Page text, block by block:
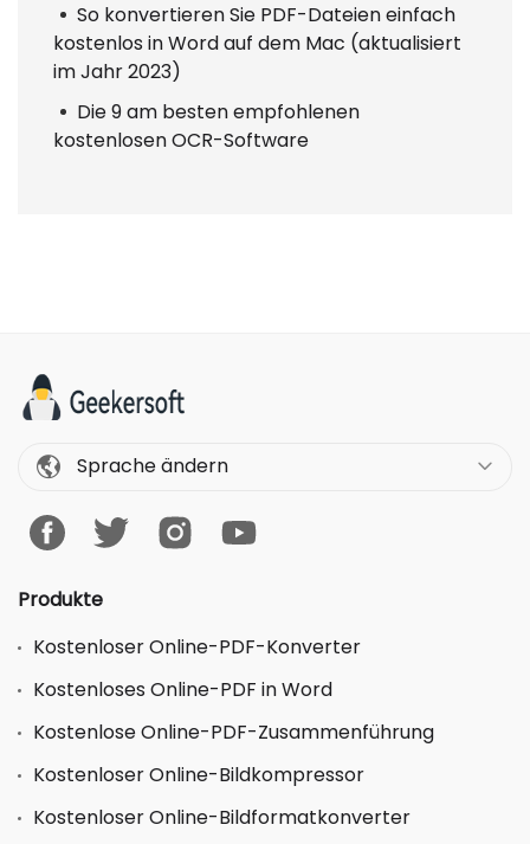
So konvertieren Sie PDF-Dateien einfach
kostenlos in Word auf dem Mac (aktualisiert
im Jahr 2023)
Die 9 am besten empfohlenen
kostenlosen OCR-Software
Sprache ändern
Produkte
Kostenloser Online-PDF-Konverter
Kostenloses Online-PDF in Word
Kostenlose Online-PDF-Zusammenführung
Kostenloser Online-Bildkompressor
Kostenloser Online-Bildformatkonverter